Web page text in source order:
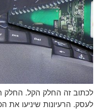
לכתוב זה החלק הקל. החלק
לעסק. הרעיונות שיניעו את